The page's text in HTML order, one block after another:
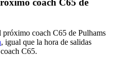
próximo coach C65 de Pulhams
, igual que la hora de salidas
C65.